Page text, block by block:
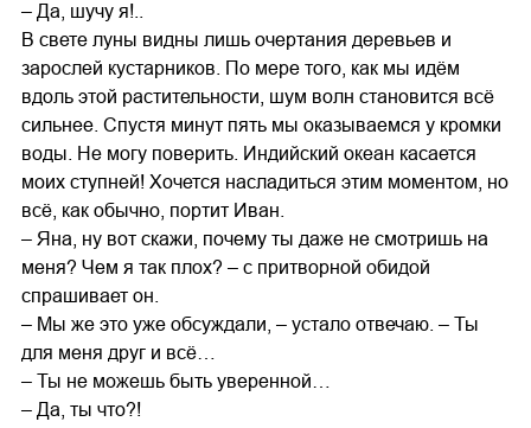
– Да, шучу я!..
В свете луны видны лишь очертания деревьев и
зарослей кустарников. По мере того, как мы идём
вдоль этой растительности, шум волн становится всё
сильнее. Спустя минут пять мы оказываемся у кромки
воды. Не могу поверить. Индийский океан касается
моих ступней! Хочется насладиться этим моментом, но
всё, как обычно, портит Иван.
– Яна, ну вот скажи, почему ты даже не смотришь на
меня? Чем я так плох? – с притворной обидой
спрашивает он.
– Мы же это уже обсуждали, – устало отвечаю. – Ты
для меня друг и всё…
– Ты не можешь быть уверенной…
– Да, ты что?!